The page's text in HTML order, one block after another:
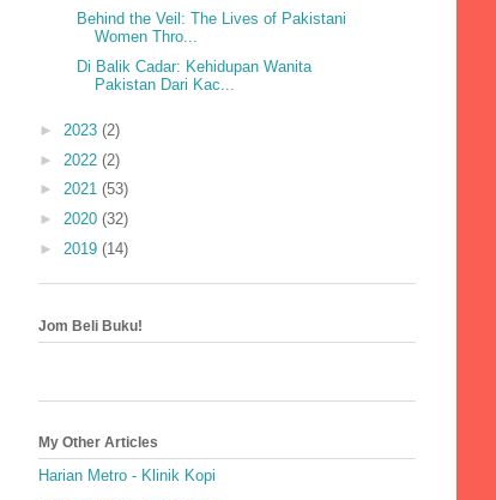
Behind the Veil: The Lives of Pakistani
Women Thro...
Di Balik Cadar: Kehidupan Wanita
Pakistan Dari Kac...
► 2023 (2)
► 2022 (2)
► 2021 (53)
► 2020 (32)
► 2019 (14)
Jom Beli Buku!
My Other Articles
Harian Metro - Klinik Kopi